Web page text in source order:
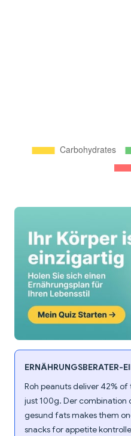
ERNÄHRUNGSBERATER-
Roh peanuts deliver 42%
just 100g. Der combination
gesund fats makes them
snacks for appetite